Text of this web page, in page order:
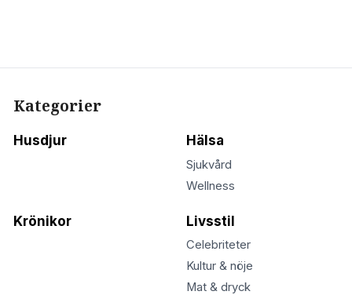
Kategorier
Husdjur Hälsa
Sjukvård
Wellness
Krönikor Livsstil
Celebriteter
Kultur & nöje
Mat & dryck